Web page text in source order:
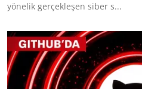
yönelik gerçekleşen siber s...